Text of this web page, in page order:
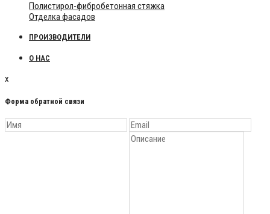
Полистирол-фибробетонная стяжка
Отделка фасадов
ПРОИЗВОДИТЕЛИ
О НАС
x
Форма обратной связи